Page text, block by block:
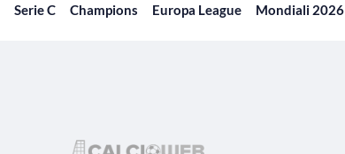
Serie C Champions Europa League Mondiali 2026